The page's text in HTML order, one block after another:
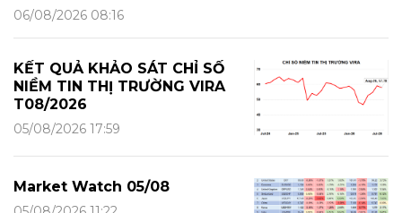
06/08/2026 08:16
KẾT QUẢ KHẢO SÁT CHỈ SỐ
NIỀM TIN THỊ TRƯỜNG VIRA
T08/2026
05/08/2026 17:59
Market Watch 05/08